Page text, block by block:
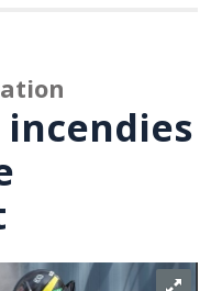
incendies